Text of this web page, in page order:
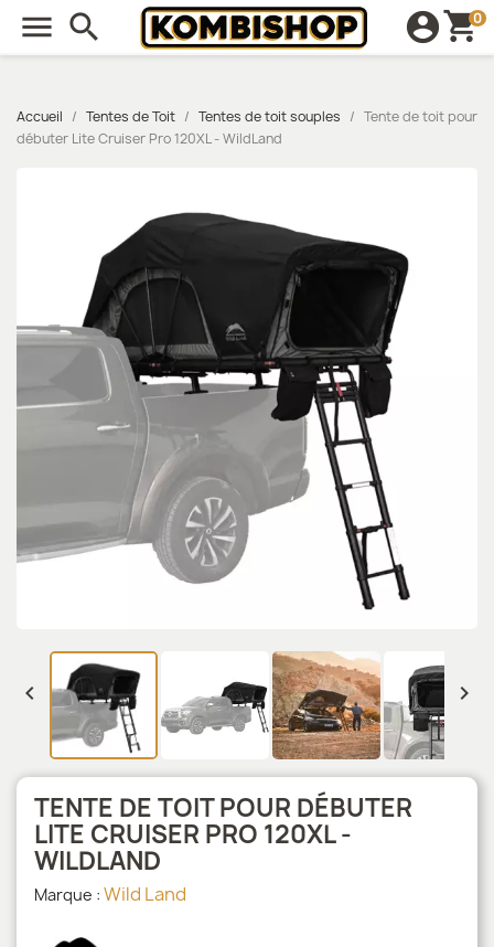
 shopping_cart
0
account_circle
search
Accueil Tentes de Toit Tentes de toit souples
Tente de toit pour
débuter Lite Cruiser Pro 120XL - WildLand
 
TENTE DE TOIT POUR DÉBUTER
LITE CRUISER PRO 120XL -
WILDLAND
Marque : Wild Land